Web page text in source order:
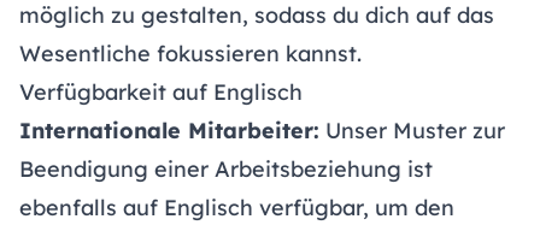
möglich zu gestalten, sodass du dich auf das
Wesentliche fokussieren kannst.
Verfügbarkeit auf Englisch
Internationale Mitarbeiter: Unser Muster zur
Beendigung einer Arbeitsbeziehung ist
ebenfalls auf Englisch verfügbar, um den